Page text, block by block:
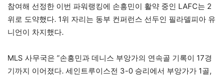
참여해 선정한 이번 파워랭킹에 손흥민이 활약 중인 LAFC는 2
위로 도약했다. 1위 자리는 동부 컨퍼런스 선두인 필라델피아 유
니언이 차지했다.
MLS 사무국은 “손흥민과 데니스 부앙가의 연속골 기록이 17경
기까지 이어졌다. 세인트루이스전 3-0 승리에서 부앙가가 1골,